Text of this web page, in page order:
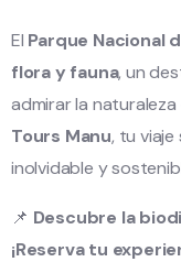
El Parque Nacional
flora y fauna, un
admirar la naturaleza
Tours Manu, tu
inolvidable y
📌 Descubre la
¡Reserva tu